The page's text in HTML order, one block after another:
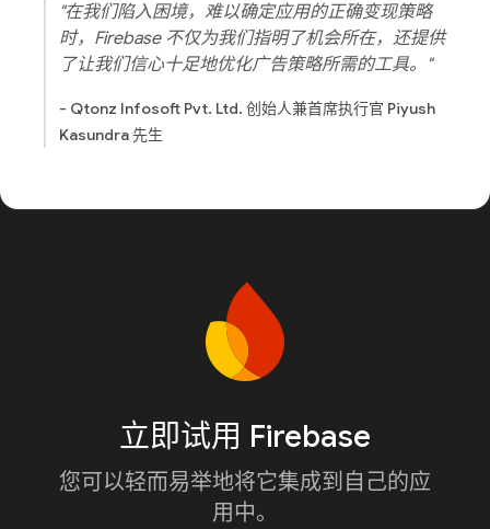
"在我们陷入困境，难以确定应用的正确变现策略
时，Firebase 不仅为我们指明了机会所在，还提供
了让我们信心十足地优化广告策略所需的工具。"
- Qtonz Infosoft Pvt. Ltd. 创始人兼首席执行官 Piyush
Kasundra 先生
立即试用 Firebase
您可以轻而易举地将它集成到自己的应
用中。